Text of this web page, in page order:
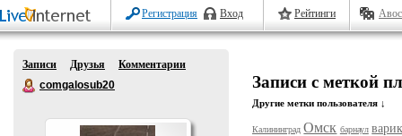
Регистрация Вход Рейтинги
Записи Друзья
Комментарии
comgalosub20
Записи с меткой
Другие метки пользователя ↓
Калининград Омск барнаул